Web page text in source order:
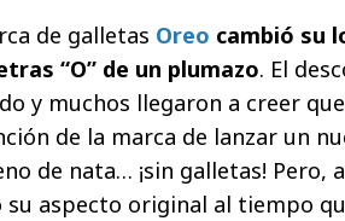
de galletas Oreo cambió su
“O” de un plumazo. El
y muchos llegaron a creer
de la marca de lanzar un
de nata… ¡sin galletas! Pero,
su aspecto original al tiempo